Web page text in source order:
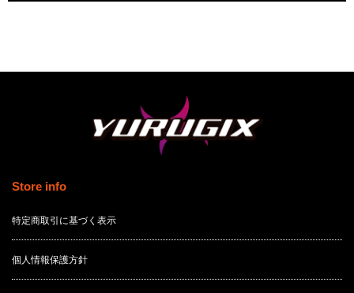
Store info
特定商取引に基づく表示
個人情報保護方針